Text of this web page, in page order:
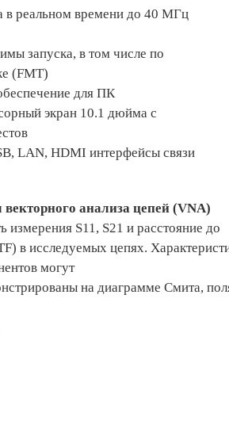
в реальном времени до 40 МГц
запуска, в том числе по
(FMT)
для ПК
экран 10.1 дюйма с
LAN, HDMI интерфейсы связи
анализа цепей (VNA)
измерения S11, S21 и расстояние до
в исследуемых цепях.
могут
на диаграмме Смита,